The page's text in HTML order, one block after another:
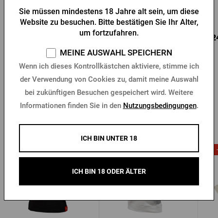
Auf Lager > 10 Stk. Auf Lager > 10 Stk.
4,77 €
Weitere Produkte von Šariš
Sie müssen mindestens 18 Jahre alt sein, um diese
Website zu besuchen. Bitte bestätigen Sie Ihr Alter,
um fortzufahren.
MEINE AUSWAHL SPEICHERN
Wenn ich dieses Kontrollkästchen aktiviere, stimme ich
der Verwendung von Cookies zu, damit meine Auswahl
bei zukünftigen Besuchen gespeichert wird. Weitere
Informationen finden Sie in den Nutzungsbedingungen.
ICH BIN UNTER 18
ICH BIN 18 ODER ÄLTER